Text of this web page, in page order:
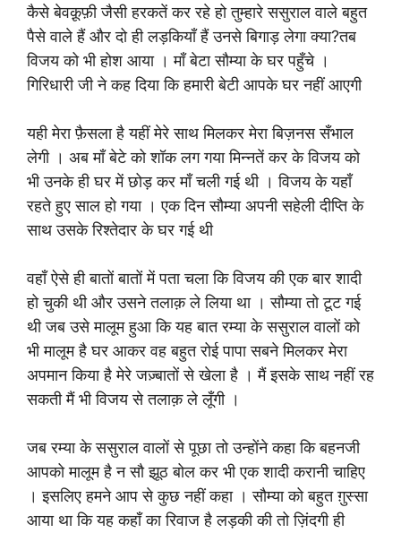
कैसे बेवक़ूफ़ी जैसी हरकतें कर रहे हो तुम्हारे ससुराल वाले बहुत
पैसे वाले हैं और दो ही लड़कियाँ हैं उनसे बिगाड़ लेगा क्या?तब
विजय को भी होश आया । माँ बेटा सौम्या के घर पहुँचे ।
गिरिधारी जी ने कह दिया कि हमारी बेटी आपके घर नहीं आएगी
यही मेरा फ़ैसला है यहीं मेरे साथ मिलकर मेरा बिज़नस सँभाल
लेगी । अब माँ बेटे को शॉक लग गया मिन्नतें कर के विजय को
भी उनके ही घर में छोड़ कर माँ चली गई थी । विजय के यहाँ
रहते हुए साल हो गया । एक दिन सौम्या अपनी सहेली दीप्ति के
साथ उसके रिश्तेदार के घर गई थी
वहाँ ऐसे ही बातों बातों में पता चला कि विजय की एक बार शादी
हो चुकी थी और उसने तलाक़ ले लिया था । सौम्या तो टूट गई
थी जब उसे मालूम हुआ कि यह बात रम्या के ससुराल वालों को
भी मालूम है घर आकर वह बहुत रोई पापा सबने मिलकर मेरा
अपमान किया है मेरे जज़्बातों से खेला है । मैं इसके साथ नहीं रह
सकती मैं भी विजय से तलाक़ ले लूँगी ।
जब रम्या के ससुराल वालों से पूछा तो उन्होंने कहा कि बहनजी
आपको मालूम है न सौ झूठ बोल कर भी एक शादी करानी चाहिए
। इसलिए हमने आप से कुछ नहीं कहा । सौम्या को बहुत ग़ुस्सा
आया था कि यह कहाँ का रिवाज है लड़की की तो ज़िंदगी ही